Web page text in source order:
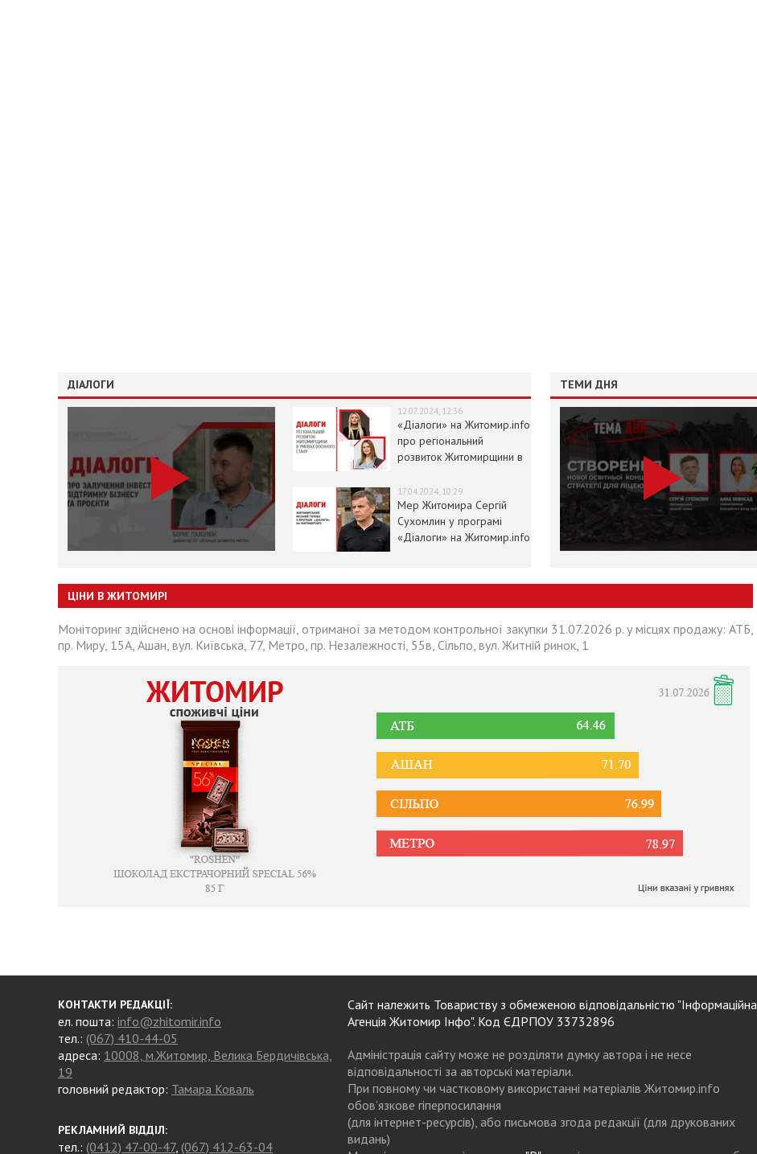
ДІАЛОГИ
12.07.2024, 12:36
«Діалоги» на Житомир.info
про регіональний
розвиток Житомирщини в
17.04.2024, 10:29
Мер Житомира Сергій
Сухомлин у програмі
«Діалоги» на Житомир.info
ТЕМИ ДНЯ
ЦІНИ В ЖИТОМИРІ
Моніторинг здійснено на основі інформації, отриманої за методом контрольної закупки 31.07.2026 р. у місцях продажу: АТБ,
пр. Миру, 15А, Ашан, вул. Київська, 77, Метро, пр. Незалежності, 55в, Сільпо, вул. Житній ринок, 1
КОНТАКТИ РЕДАКЦІЇ:
ел. пошта: info@zhitomir.info
тел.: (067) 410-44-05
адреса: 10008, м.Житомир, Велика Бердичівська,
19
головний редактор: Тамара Коваль
РЕКЛАМНИЙ ВІДДІЛ:
тел.: (0412) 47-00-47, (067) 412-63-04
Сайт належить Товариству з обмеженою відповідальністю "Інформаційна
Агенція Житомир Інфо". Код ЄДРПОУ 33732896
Адміністрація сайту може не розділяти думку автора і не несе
відповідальності за авторські матеріали.
При повному чи частковому використанні матеріалів Житомир.info
обов’язкове гіперпосилання
(для інтернет-ресурсів), або письмова згода редакції (для друкованих
видань)